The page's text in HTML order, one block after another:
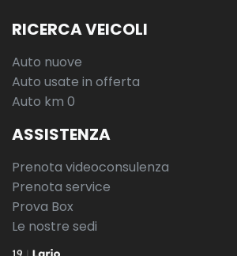
RICERCA VEICOLI
Auto nuove
Auto usate in offerta
Auto km 0
ASSISTENZA
Prenota videoconsulenza
Prenota service
Prova Box
Le nostre sedi